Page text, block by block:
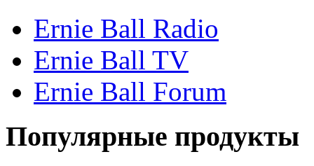
Ernie Ball Radio
Ernie Ball TV
Ernie Ball Forum
Популярные продукты